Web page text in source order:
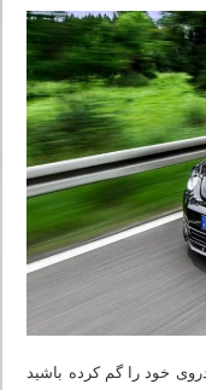
خود را گم کرده باشید